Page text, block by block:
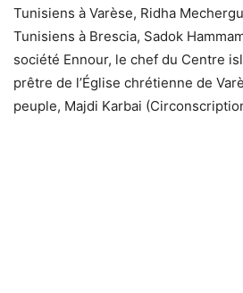
Tunisiens à Varèse, Ridha
Tunisiens à Brescia, Sadok
société Ennour, le chef du Centre
prêtre de l’Église chrétienne de
peuple, Majdi Karbai